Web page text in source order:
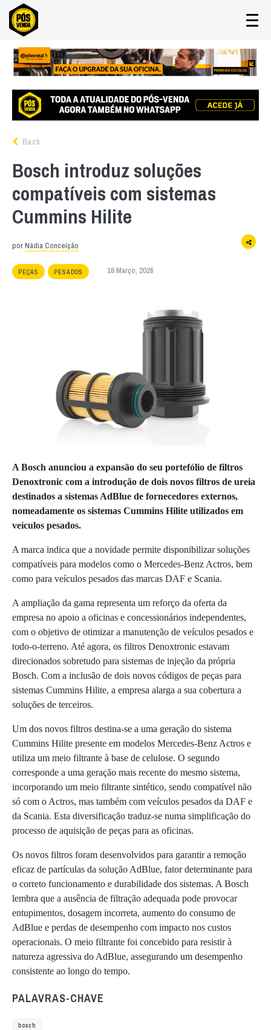
Back
Bosch introduz soluções
compatíveis com sistemas
Cummins Hilite
porNádia Conceição
PEÇAS PESADOS 18 Março, 2026
A Bosch anunciou a expansão do seu portefólio de filtros
Denoxtronic com a introdução de dois novos filtros de ureia
destinados a sistemas AdBlue de fornecedores externos,
nomeadamente os sistemas Cummins Hilite utilizados em
veículos pesados.
A marca indica que a novidade permite disponibilizar soluções
compatíveis para modelos como o Mercedes-Benz Actros, bem
como para veículos pesados das marcas DAF e Scania.
A ampliação da gama representa um reforço da oferta da
empresa no apoio a oficinas e concessionários independentes,
com o objetivo de otimizar a manutenção de veículos pesados e
todo-o-terreno. Até agora, os filtros Denoxtronic estavam
direcionados sobretudo para sistemas de injeção da própria
Bosch. Com a inclusão de dois novos códigos de peças para
sistemas Cummins Hilite, a empresa alarga a sua cobertura a
soluções de terceiros.
Um dos novos filtros destina-se a uma geração do sistema
Cummins Hilite presente em modelos Mercedes-Benz Actros e
utiliza um meio filtrante à base de celulose. O segundo
corresponde a uma geração mais recente do mesmo sistema,
incorporando um meio filtrante sintético, sendo compatível não
só com o Actros, mas também com veículos pesados da DAF e
da Scania. Esta diversificação traduz-se numa simplificação do
processo de aquisição de peças para as oficinas.
Os novos filtros foram desenvolvidos para garantir a remoção
eficaz de partículas da solução AdBlue, fator determinante para
o correto funcionamento e durabilidade dos sistemas. A Bosch
lembra que a ausência de filtração adequada pode provocar
entupimentos, dosagem incorreta, aumento do consumo de
AdBlue e perdas de desempenho com impacto nos custos
operacionais. O meio filtrante foi concebido para resistir à
natureza agressiva do AdBlue, assegurando um desempenho
consistente ao longo do tempo.
PALAVRAS-CHAVE
bosch